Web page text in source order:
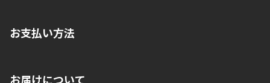
お支払い方法
お届けについて